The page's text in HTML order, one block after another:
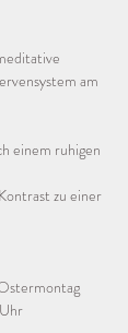
am
einem ruhigen
zu einer